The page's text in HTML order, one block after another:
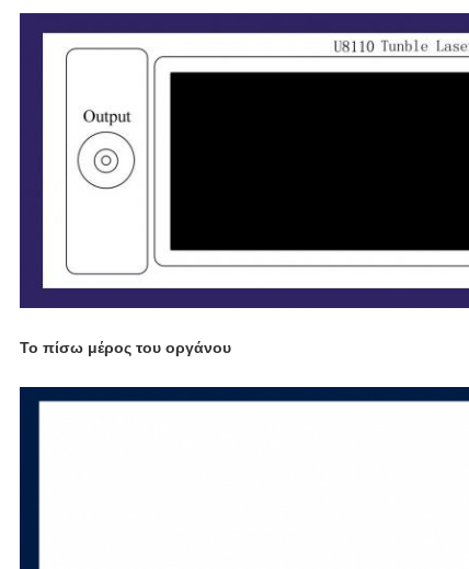
Το πίσω μέρος του οργάνου